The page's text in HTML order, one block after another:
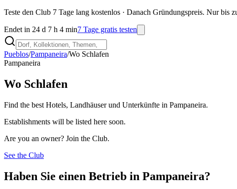
Teste den Club 7 Tage lang kostenlos · Danach Gründungspreis. Nur bis
Endet in 24 d 7 h 4 min7 Tage gratis testen
Pueblos/Pampaneira/Wo Schlafen
Pampaneira
Wo Schlafen
Find the best Hotels, Landhäuser und Unterkünfte in Pampaneira.
Establishments will be listed here soon.
Are you an owner? Join the Club.
See the Club
Haben Sie einen Betrieb in Pampaneira?